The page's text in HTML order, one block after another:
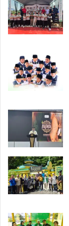
“Kita ingin
dengan baik.
terjamgkau
Gubeenur.
Tidak hanya di
yang belum
Termasuk ada
yang hari ini
berkunjung ke
melihat secara
terpasang ke
Sementara itu